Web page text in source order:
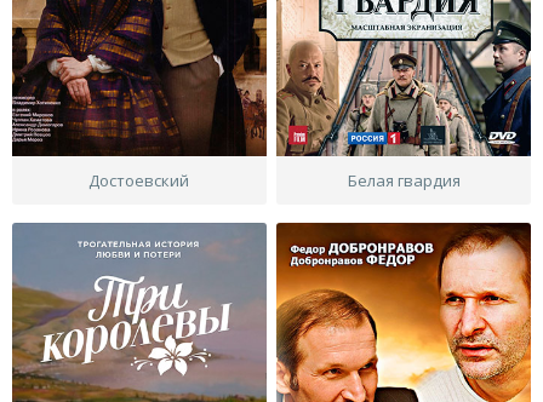
Достоевский Белая гвардия